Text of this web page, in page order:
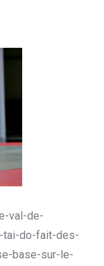
val-de-
tai-do-fait-des-
base-sur-le-